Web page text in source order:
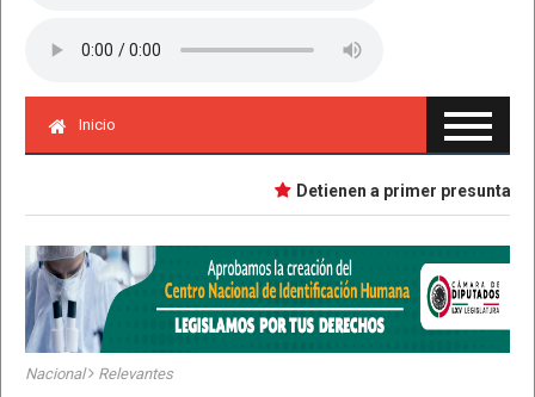
Inicio
Detienen a primer presunta
Nacional Relevantes